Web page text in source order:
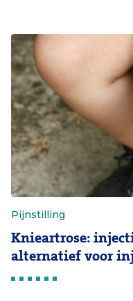
Pijnstilling
Knieartrose:
alternatief voor